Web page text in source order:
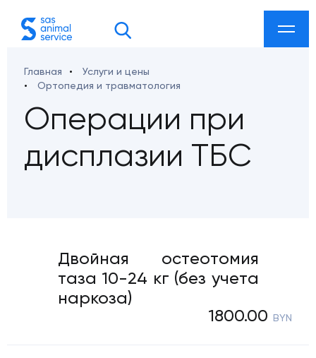
Козлова 27а
sklad@mail.ru
Главная
Услуги и цены
Ортопедия и травматология
Операции при
дисплазии ТБС
Двойная остеотомия
таза 10-24 кг (без учета
наркоза)
1800.00
BYN